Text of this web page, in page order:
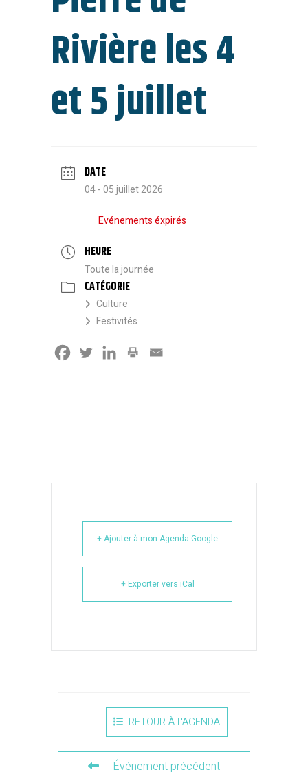
Rivière les 4
et 5 juillet
DATE
04 - 05 juillet 2026
Evénements éxpirés
HEURE
Toute la journée
CATÉGORIE
Culture
Festivités
+ Ajouter à mon Agenda Google
+ Exporter vers iCal
RETOUR À L'AGENDA
Événement précédent